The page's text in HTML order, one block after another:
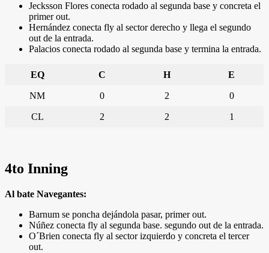
Jecksson Flores conecta rodado al segunda base y concreta el
primer out.
Hernández conecta fly al sector derecho y llega el segundo
out de la entrada.
Palacios conecta rodado al segunda base y termina la entrada.
EQ C H E
NM 0 2 0
CL 2 2 1
4to Inning
Al bate Navegantes:
Barnum se poncha dejándola pasar, primer out.
Núñez conecta fly al segunda base. segundo out de la entrada.
O´Brien conecta fly al sector izquierdo y concreta el tercer
out.